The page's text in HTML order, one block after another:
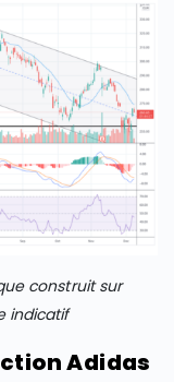
construit sur
indicatif
Adidas